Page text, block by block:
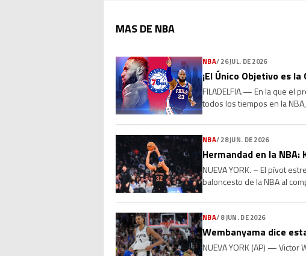
MAS DE NBA
NBA/26 JUL. DE 2026
¡El Único Objetivo es
FILADELFIA.— En la que el
todos los tiempos en la
NBA/28 JUN. DE 2026
Hermandad en la
NUEVA YORK. – El pívot
baloncesto de la NBA al
NBA/8 JUN. DE 2026
Wembanyama dice
NUEVA YORK (AP) —